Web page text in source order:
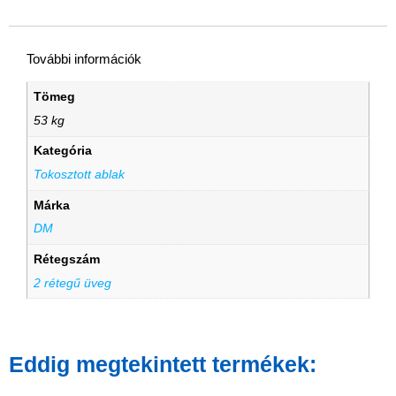
További információk
Tömeg
53 kg
Kategória
Tokosztott ablak
Márka
DM
Rétegszám
2 rétegű üveg
Eddig megtekintett termékek: